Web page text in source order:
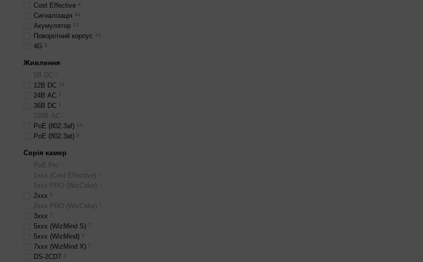
Cost Effective 4
Сигналізація 44
Акумулятор 10
Поворотний корпус 14
4G 8
Живлення
5В DС
12В DС 19
24В AС 1
36В DС 1
220В AС
PoE (802.3af) 13
PoE (802.3at) 6
Серія камер
PoE Pro
1ххх (Cost Effective)
1xxx PRO (WizColor)
2ххх 5
2xxx PRO (WizColor)
3ххх 7
5ххх (WizMind S) 7
5ххх (WizMind) 5
7xxx (WizMind X) 7
DS-2CD7 1